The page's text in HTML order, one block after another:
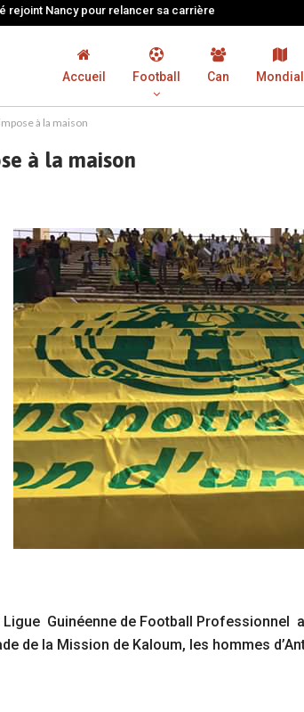
rejoint Nancy pour relancer sa carrière
Accueil Football Can Mondial
à la maison
à la maison
Ligue Guinéenne de Football Professionnel
de la Mission de Kaloum, les hommes